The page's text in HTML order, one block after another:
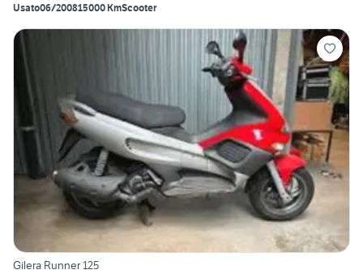
Usato06/200815000 KmScooter
Gilera Runner 125